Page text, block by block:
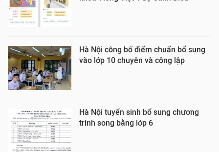
Hà Nội công bố điểm chuẩn bổ sung
vào lớp 10 chuyên và công lập
Hà Nội tuyển sinh bổ sung chương
trình song bằng lớp 6